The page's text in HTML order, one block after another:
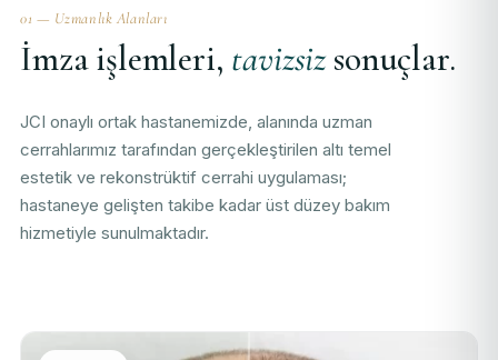
01 — Uzmanlık Alanları
İmza işlemleri, tavizsizsonuçlar.
JCI onaylı ortak hastanemizde, alanında uzman
cerrahlarımız tarafından gerçekleştirilen altı temel
estetik ve rekonstrüktif cerrahi uygulaması;
hastaneye gelişten takibe kadar üst düzey bakım
hizmetiyle sunulmaktadır.